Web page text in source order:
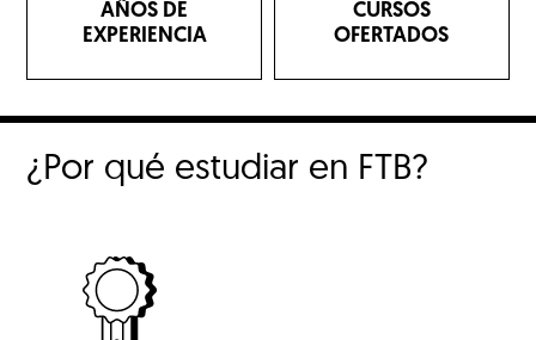
AÑOS DE
EXPERIENCIA
CURSOS
OFERTADOS
¿Por qué estudiar en FTB?